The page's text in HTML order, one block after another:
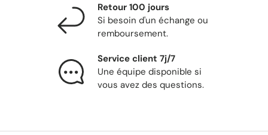
Retour 100 jours
Si besoin d'un échange ou
remboursement.
Service client 7j/7
Une équipe disponible si
vous avez des questions.